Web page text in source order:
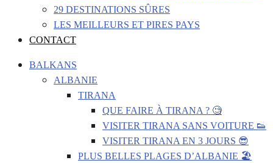
29 DESTINATIONS SÛRES
LES MEILLEURS ET PIRES PAYS
CONTACT
BALKANS
ALBANIE
TIRANA
QUE FAIRE À TIRANA ? 🧐
VISITER TIRANA SANS VOITURE 👟
VISITER TIRANA EN 3 JOURS 😎
PLUS BELLES PLAGES D’ALBANIE 🏖️